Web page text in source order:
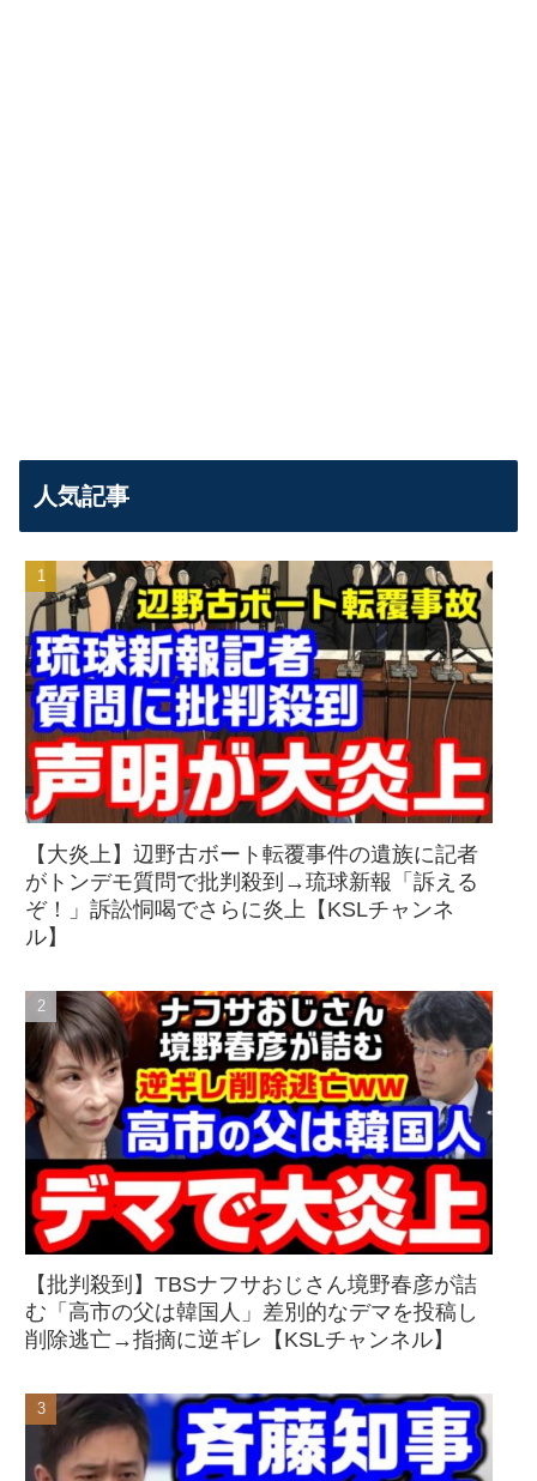
人気記事
【大炎上】辺野古ボート転覆事件の遺族に記者
がトンデモ質問で批判殺到→琉球新報「訴える
ぞ！」訴訟恫喝でさらに炎上【KSLチャンネ
ル】
【批判殺到】TBSナフサおじさん境野春彦が詰
む「高市の父は韓国人」差別的なデマを投稿し
削除逃亡→指摘に逆ギレ【KSLチャンネル】